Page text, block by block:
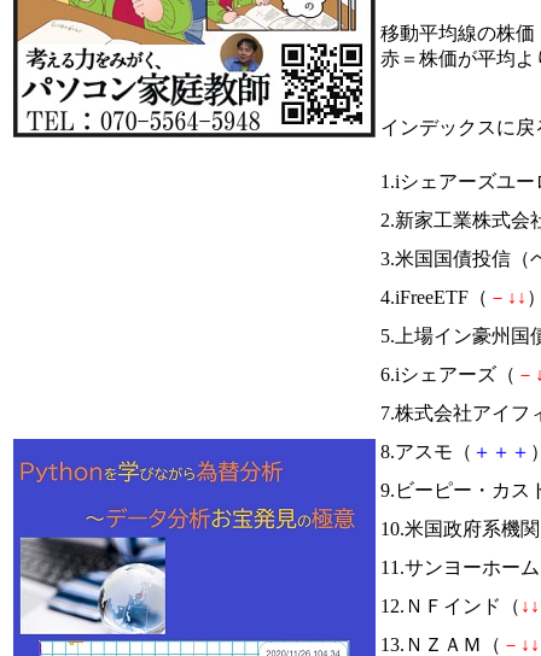
移動平均線の株価
赤＝株価が平均
インデックスに戻
1.iシェアーズユ
2.新家工業株式会
3.米国国債投信（
4.iFreeETF（ － ↓ ↓
5.上場イン豪州国
6.iシェアーズ（ －
7.株式会社アイフ
8.アスモ（ ＋ ＋ ＋
9.ビーピー・カス
10.米国政府系機
11.サンヨーホー
12.ＮＦインド（ ↓ ↓
13.ＮＺＡＭ（ － ↓ ↓